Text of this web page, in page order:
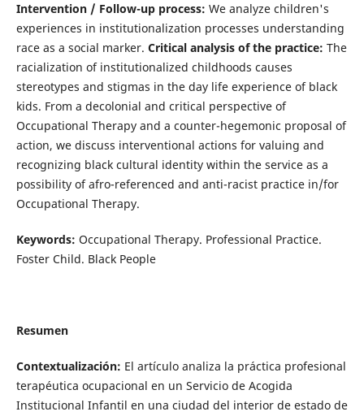
Intervention / Follow-up process: We analyze children's
experiences in institutionalization processes understanding
race as a social marker. Critical analysis of the practice: The
racialization of institutionalized childhoods causes
stereotypes and stigmas in the day life experience of black
kids. From a decolonial and critical perspective of
Occupational Therapy and a counter-hegemonic proposal of
action, we discuss interventional actions for valuing and
recognizing black cultural identity within the service as a
possibility of afro-referenced and anti-racist practice in/for
Occupational Therapy.
Keywords: Occupational Therapy. Professional Practice.
Foster Child. Black People
Resumen
Contextualización: El artículo analiza la práctica profesional
terapéutica ocupacional en un Servicio de Acogida
Institucional Infantil en una ciudad del interior de estado de